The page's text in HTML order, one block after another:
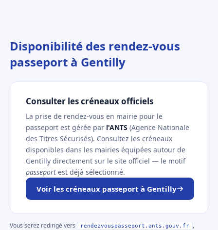
Disponibilité des rendez-vous
passeport à Gentilly
Consulter les créneaux officiels
La prise de rendez-vous en mairie pour le
passeport est gérée par l'ANTS (Agence Nationale
des Titres Sécurisés). Consultez les créneaux
disponibles dans les mairies équipées autour de
Gentilly directement sur le site officiel — le motif
passeport est déjà sélectionné.
Voir les créneaux passeport à Gentilly
Vous serez redirigé vers rendezvouspasseport.ants.gouv.fr
,